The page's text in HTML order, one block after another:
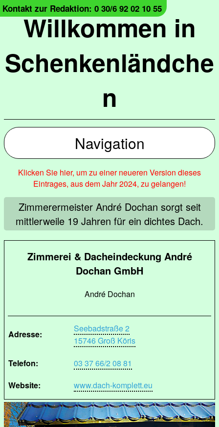
Willkommen in
Schenkenländche
n
Kontakt zur Redaktion: 0 30/6 92 02 10 55
Navigation
Klicken Sie hier, um zu einer neueren Version dieses
Eintrages, aus dem Jahr 2024, zu gelangen!
Zimmerermeister André Dochan sorgt seit
mittlerweile 19 Jahren für ein dichtes Dach.
Zimmerei & Dacheindeckung André
Dochan GmbH
André Dochan
Adresse:
Seebadstraße 2
15746 Groß Köris
Telefon:
03 37 66/2 08 81
Website:
www.dach-komplett.eu